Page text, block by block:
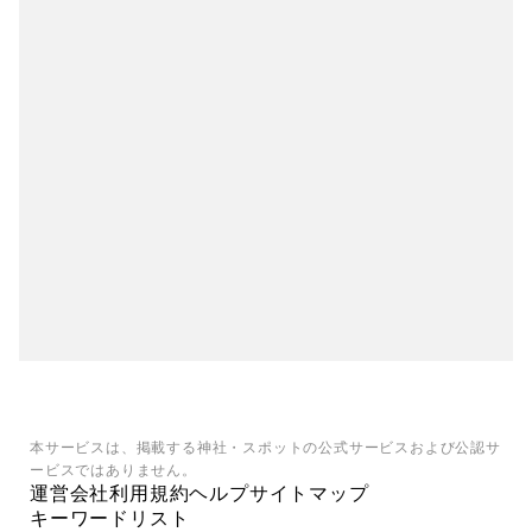
本サービスは、掲載する神社・スポットの公式サービスおよび公認サ
ービスではありません。
運営会社利用規約ヘルプサイトマップ
キーワードリスト